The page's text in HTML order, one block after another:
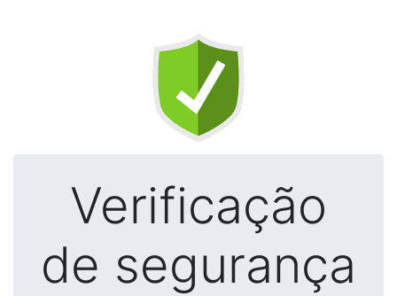
Verificação
de segurança